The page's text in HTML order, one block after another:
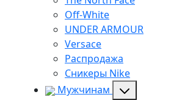
Off-White
UNDER ARMOUR
Versace
Распродажа
Сникеры Nike
Мужчинам